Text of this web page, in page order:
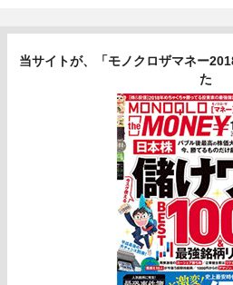
当サイトが、「モノクロザマネー
た